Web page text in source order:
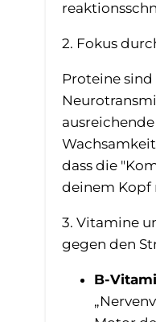
2. Fokus
Proteine
dass die
deinem Kopf
3. Vitamine
gegen den
B-